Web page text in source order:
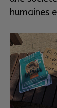
humaines